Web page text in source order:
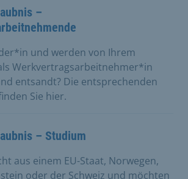
–
und werden von Ihrem
Werkvertragsarbeitnehmer*in
entsandt? Die entsprechenden
Sie hier.
– Studium
aus einem EU-Staat, Norwegen,
oder der Schweiz und möchten